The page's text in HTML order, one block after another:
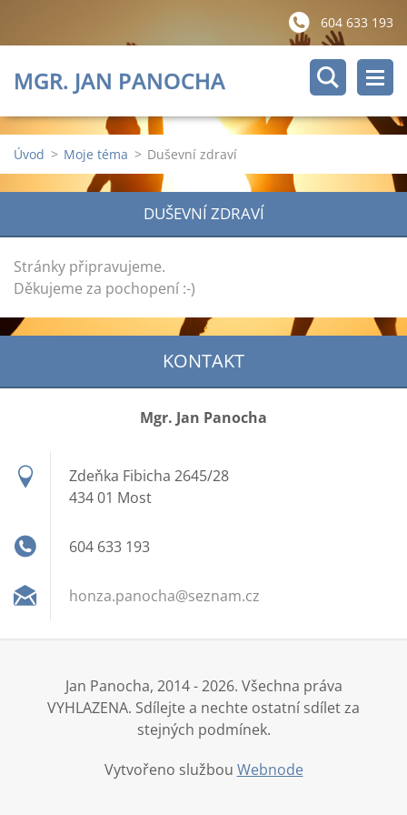
604 633 193
MGR. JAN PANOCHA
Úvod > Moje téma > Duševní zdraví
DUŠEVNÍ ZDRAVÍ
Stránky připravujeme.
Děkujeme za pochopení :-)
KONTAKT
Mgr. Jan Panocha
Zdeňka Fibicha 2645/28
434 01 Most
604 633 193
honza.panocha@seznam.cz
Jan Panocha, 2014 - 2026. Všechna práva
VYHLAZENA. Sdílejte a nechte ostatní sdílet za
stejných podmínek.
Vytvořeno službou Webnode